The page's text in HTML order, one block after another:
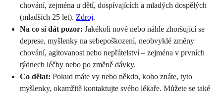
chování, zejména u dětí, dospívajících a mladých dospělých
(mladších 25 let). Zdroj.
Na co si dát pozor: Jakékoli nové nebo náhle zhoršující se
deprese, myšlenky na sebepoškození, neobvyklé změny
chování, agitovanost nebo nepřátelství – zejména v prvních
týdnech léčby nebo po změně dávky.
Co dělat: Pokud máte vy nebo někdo, koho znáte, tyto
myšlenky, okamžitě kontaktujte svého lékaře. Můžete se také